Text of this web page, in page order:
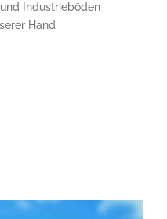
Industrieböden
Hand